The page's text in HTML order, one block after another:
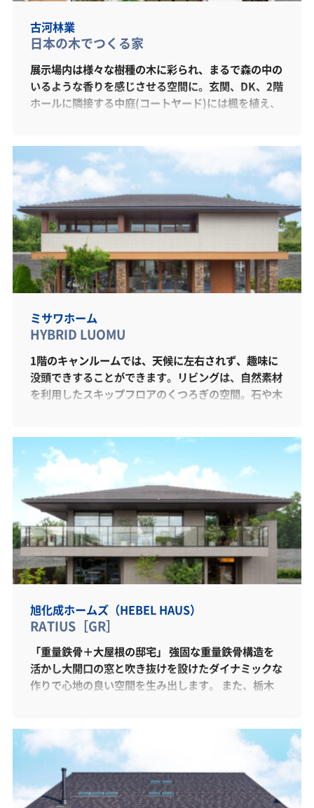
古河林業
日本の木でつくる家
展示場内は様々な樹種の木に彩られ、まるで森の中の
いるような香りを感じさせる空間に。玄関、DK、2階
ホールに隣接する中庭(コートヤード)には楓を植え、
な仕掛けが多数施されています。 年を重ねるほどに
木の味わいと強さが増す古河林業の家。自然素材や無
垢材で満ちた空間は、毎日のおうち時間にゆとりをも
たらし、ほっとするような心地よさが心を癒す、そん
な快適で健やかな住まいを叶えます。
ミサワホーム
HYBRID LUOMU
1階のキャンルームでは、天候に左右されず、趣味に
没頭できすることができます。リビングは、自然素材
を利用したスキップフロアのくつろぎの空間。石や木
2階書庫では、書籍や写真をディスプレイすることが
できます。主寝室前室は、天井高3.3mの勾配天井で
す。ミサワホームの空間設計は収納を確保しつつ、天
井高最大4mをLDK全体に取り入れられます。まずは
この展示場でご体感ください。きっと今まで見たこと
のない空間です。
旭化成ホームズ（HEBEL HAUS）
RATIUS［GR］
「重量鉄骨＋大屋根の邸宅」 強固な重量鉄骨構造を
活かし大開口の窓と吹き抜けを設けたダイナミックな
作りで心地の良い空間を生み出します。 また、栃木
荘）スタイルを採用、邸宅にふさわしい木のぬくもり
が感じられる上質な空間となっております。